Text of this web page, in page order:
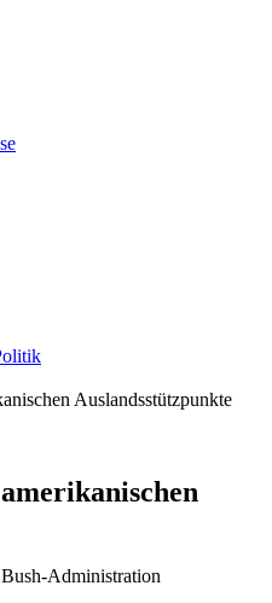
Auslandsstützpunkte
Administration